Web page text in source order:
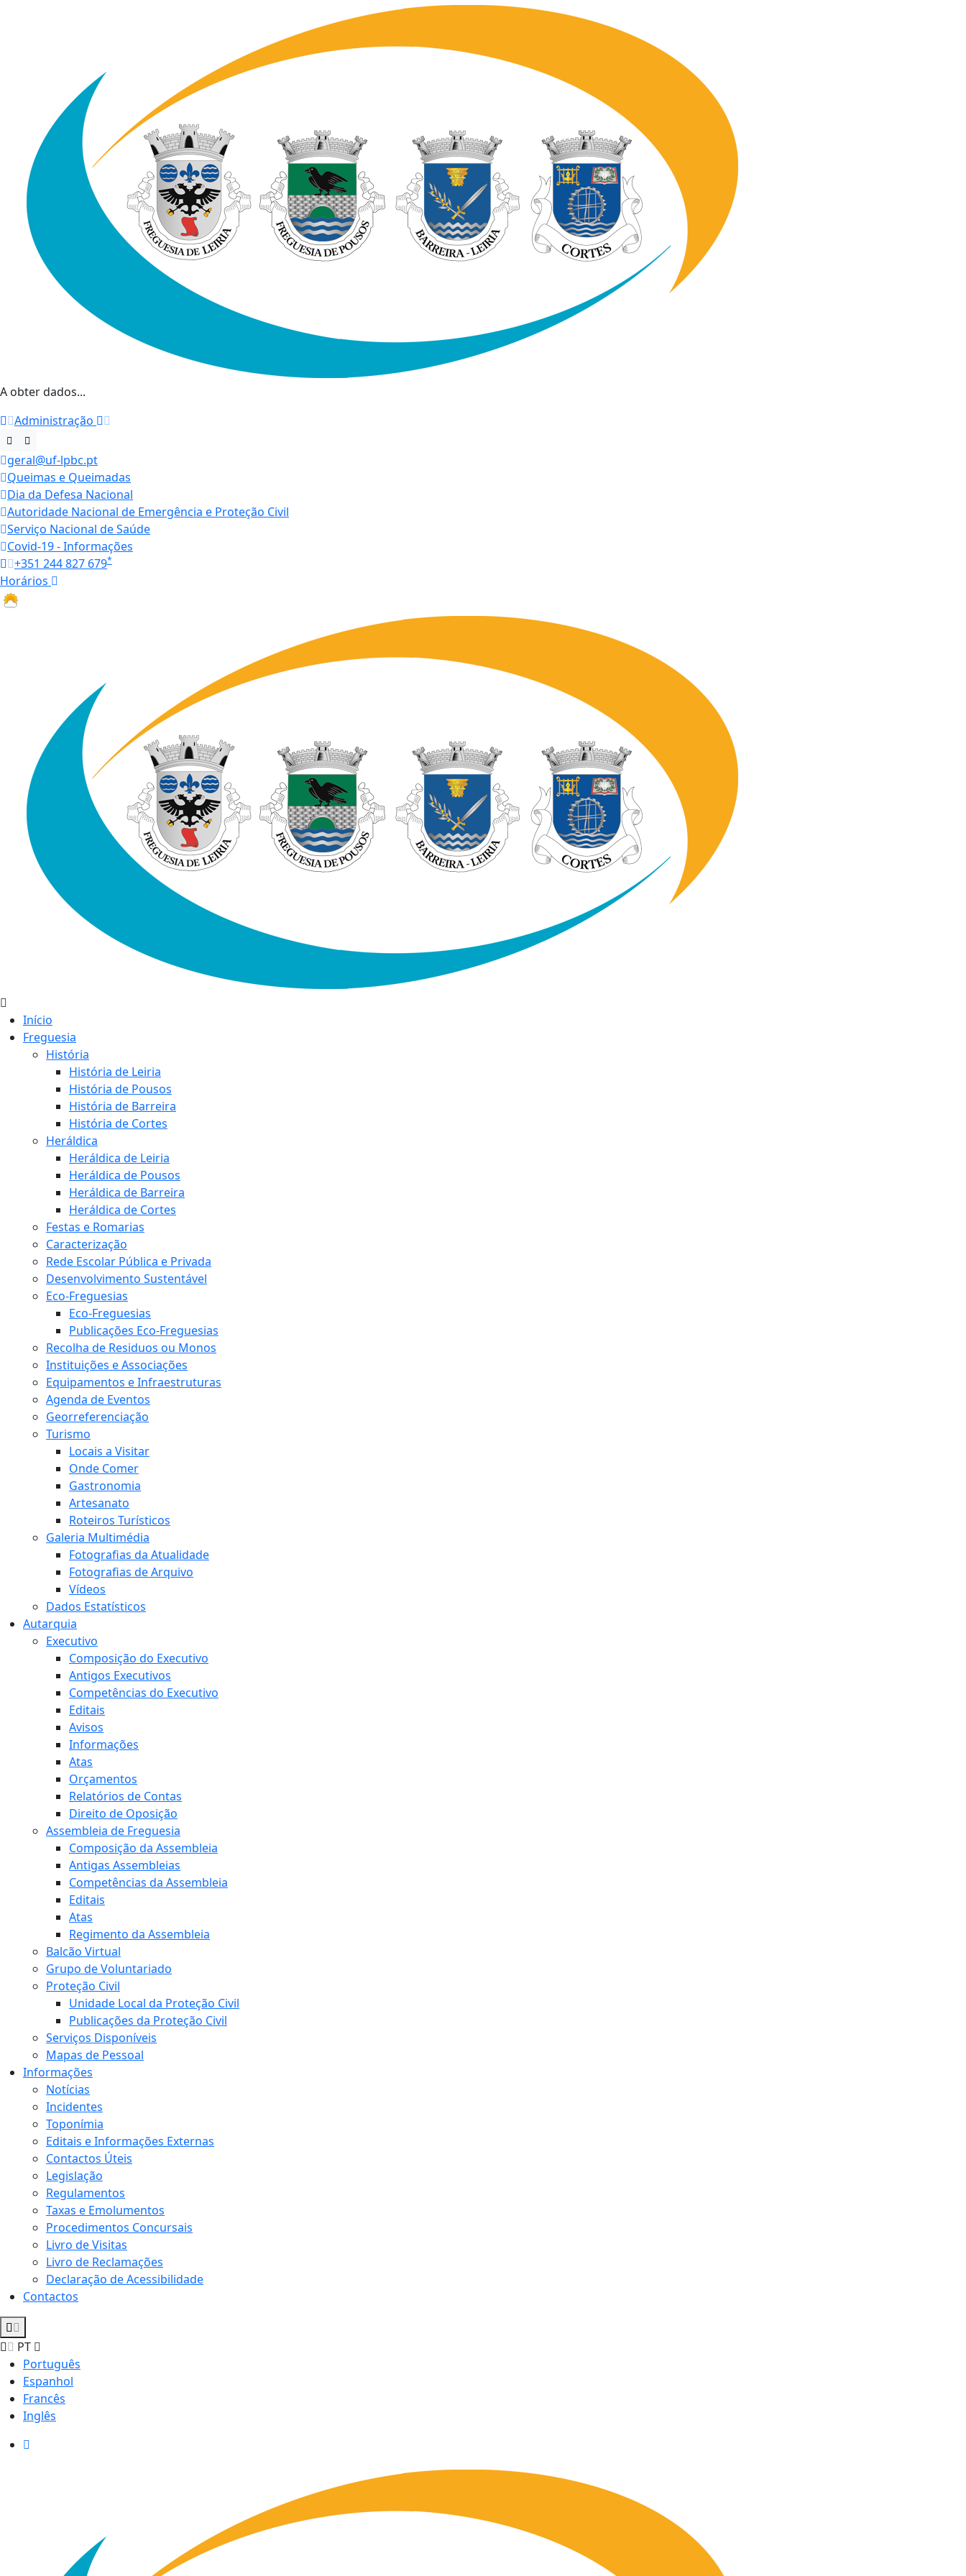
A obter dados...
Administração
geral@uf-lpbc.pt
Queimas e Queimadas
Dia da Defesa Nacional
Autoridade Nacional de Emergência e Proteção Civil
Serviço Nacional de Saúde
Covid-19 - Informações
+351 244 827 679*
Horários
Início
Freguesia
História
História de Leiria
História de Pousos
História de Barreira
História de Cortes
Heráldica
Heráldica de Leiria
Heráldica de Pousos
Heráldica de Barreira
Heráldica de Cortes
Festas e Romarias
Caracterização
Rede Escolar Pública e Privada
Desenvolvimento Sustentável
Eco-Freguesias
Eco-Freguesias
Publicações Eco-Freguesias
Recolha de Residuos ou Monos
Instituições e Associações
Equipamentos e Infraestruturas
Agenda de Eventos
Georreferenciação
Turismo
Locais a Visitar
Onde Comer
Gastronomia
Artesanato
Roteiros Turísticos
Galeria Multimédia
Fotografias da Atualidade
Fotografias de Arquivo
Vídeos
Dados Estatísticos
Autarquia
Executivo
Composição do Executivo
Antigos Executivos
Competências do Executivo
Editais
Avisos
Informações
Atas
Orçamentos
Relatórios de Contas
Direito de Oposição
Assembleia de Freguesia
Composição da Assembleia
Antigas Assembleias
Competências da Assembleia
Editais
Atas
Regimento da Assembleia
Balcão Virtual
Grupo de Voluntariado
Proteção Civil
Unidade Local da Proteção Civil
Publicações da Proteção Civil
Serviços Disponíveis
Mapas de Pessoal
Informações
Notícias
Incidentes
Toponímia
Editais e Informações Externas
Contactos Úteis
Legislação
Regulamentos
Taxas e Emolumentos
Procedimentos Concursais
Livro de Visitas
Livro de Reclamações
Declaração de Acessibilidade
Contactos
PT
Português
Espanhol
Francês
Inglês